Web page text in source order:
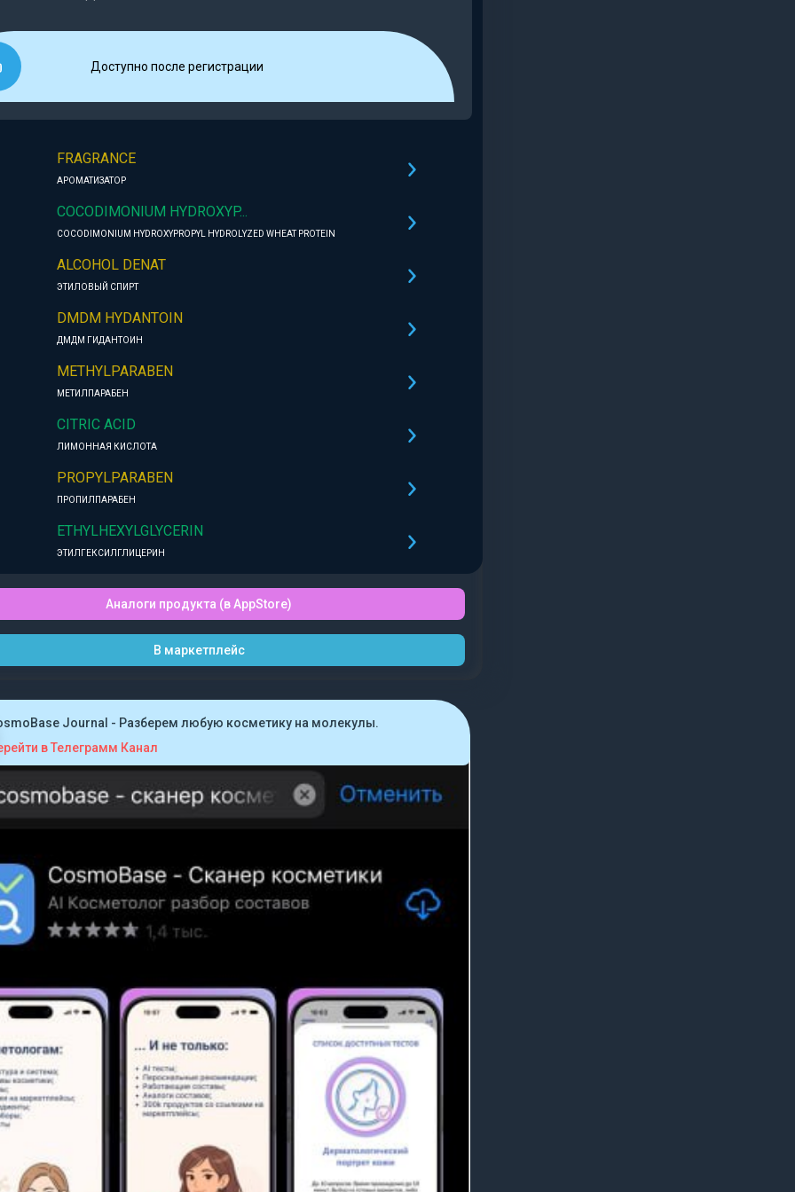
Доступно после регистрации
FRAGRANCE
АРОМАТИЗАТОР
COCODIMONIUM HYDROXYP...
COCODIMONIUM HYDROXYPROPYL HYDROLYZED WHEAT PROTEIN
ALCOHOL DENAT
ЭТИЛОВЫЙ СПИРТ
DMDM HYDANTOIN
ДМДМ ГИДАНТОИН
METHYLPARABEN
МЕТИЛПАРАБЕН
CITRIC ACID
ЛИМОННАЯ КИСЛОТА
PROPYLPARABEN
ПРОПИЛПАРАБЕН
ETHYLHEXYLGLYCERIN
ЭТИЛГЕКСИЛГЛИЦЕРИН
Аналоги продукта (в AppStore)
В маркетплейс
Journal - Разберем любую косметику на молекулы.
в Телеграмм Канал